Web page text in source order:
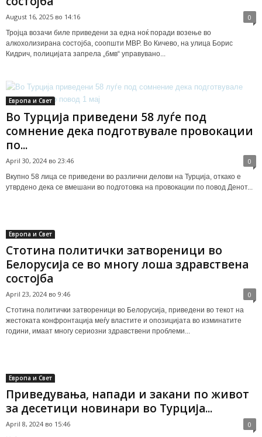
August 16, 2025 во 14:16 0
Тројца возачи биле приведени за една ноќ поради возење во
алкохолизирана состојба, соопшти МВР. Во Кичево, на улица Борис
Кидрич, полицијата запрела „бмв“ управувано...
Европа и Свет
Во Турција приведени 58 луѓе под
сомнение дека подготвувале провокации
по...
April 30, 2024 во 23:46 0
Вкупно 58 лица се приведени во различни делови на Турција, откако е
утврдено дека се вмешани во подготовка на провокации по повод Денот...
Европа и Свет
Стотина поли­­­­тички затвореници во
Белорусија се во многу лоша здравствена
состојба
April 23, 2024 во 9:46 0
Стотина политички затвореници во Белорусија, приведени во текот на
жестоката конфронтација меѓу властите и опозицијата во изминатите
години, имаат многу сериозни здравствени проблеми...
Европа и Свет
Приведувања, напади и закани по живот
за десетици новинари во Турција...
April 8, 2024 во 15:46 0